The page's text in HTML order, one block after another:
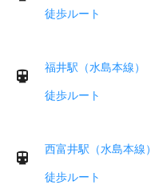
徒歩ルート
福井駅（水島本線）
徒歩ルート
西富井駅（水島本線）
徒歩ルート